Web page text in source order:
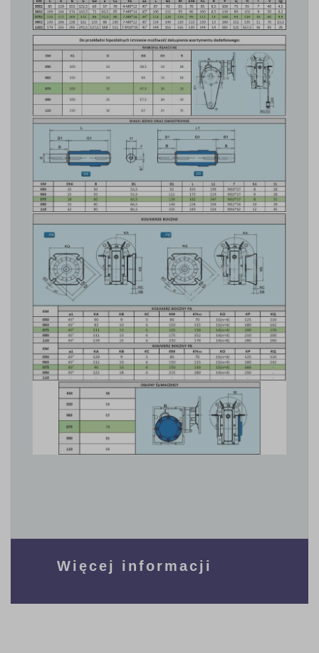
Więcej informacji